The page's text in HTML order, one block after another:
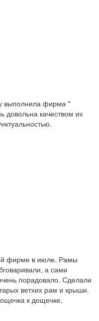
выполнила фирма "
довольна качеством их
фирме в июле. Рамы
а сами
порадовало. Сделали
ветхих рам и крыши.
к дощечке,